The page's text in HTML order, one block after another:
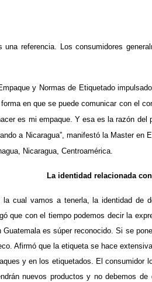
referencia. Los consumidores
y Normas de Etiquetado
en que se puede comunicar con el
es mi empaque. Y esa es la razón
a Nicaragua”, manifestó la Master
Nicaragua, Centroamérica.
La identidad relacionada
cual vamos a tenerla, la identidad
que con el tiempo podemos decir la
es súper reconocido. Si se
Afirmó que la etiqueta se hace
y en los etiquetados. El
nuevos productos y no debemos